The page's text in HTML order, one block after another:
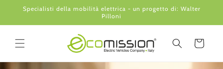
direttamente
Specialisti della mobilità elettrica - un progetto di: Walter
Pilloni
Carrello